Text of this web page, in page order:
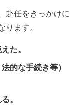
赴任をきっかけに
ります。
た。
的な手続き等）
。